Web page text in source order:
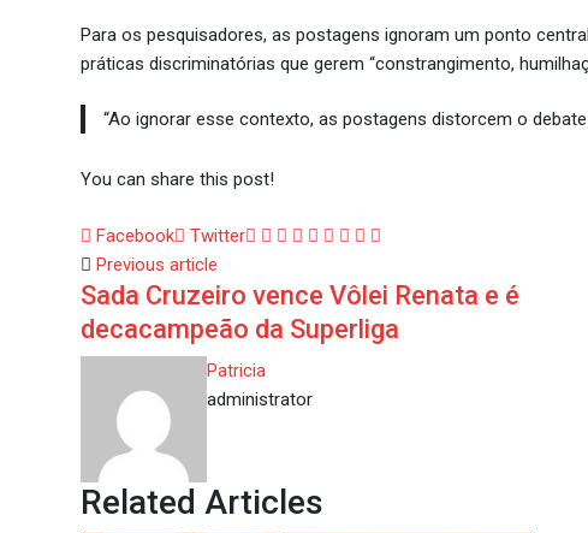
Para os pesquisadores, as postagens ignoram um ponto
práticas discriminatórias que gerem “constrangimento,
“Ao ignorar esse contexto, as postagens distorcem o
You can share this post!
Facebook Twitter Google+
LinkedIn
Whatsapp
StumbleUpon
Tumblr
Pinterest
Reddit
Share
Email
Previous article
Sada Cruzeiro vence Vôlei Renata e é
decacampeão da Superliga
Patricia
administrator
Related Articles